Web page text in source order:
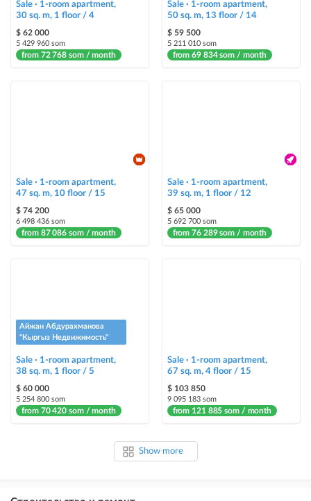
and help sell it faster
Sale · 1-room apartment,
30 sq. m, 1 floor / 4
$ 62 000
5 429 960 som
from 72 768 som / month
Sale · 1-room apartment,
50 sq. m, 13 floor / 14
$ 59 500
5 211 010 som
from 69 834 som / month
Sale · 1-room apartment,
47 sq. m, 10 floor / 15
$ 74 200
6 498 436 som
from 87 086 som / month
Sale · 1-room apartment,
39 sq. m, 1 floor / 12
$ 65 000
5 692 700 som
from 76 289 som / month
Айжан Абдурахманова
"Кыргыз Недвижимость"
Sale · 1-room apartment,
38 sq. m, 1 floor / 5
$ 60 000
5 254 800 som
from 70 420 som / month
Sale · 1-room apartment,
67 sq. m, 4 floor / 15
$ 103 850
9 095 183 som
from 121 885 som / month
Show more